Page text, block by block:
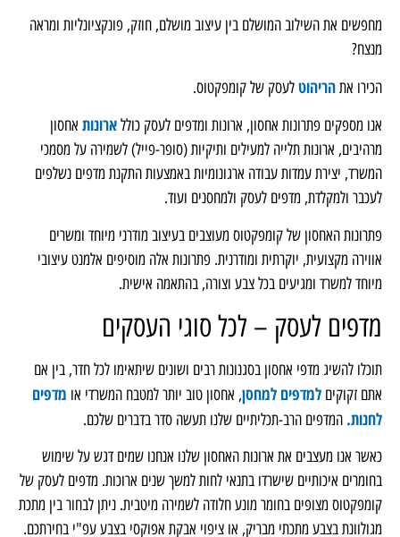
מחפשים את השילוב המושלם בין עיצוב מושלם, חוזק, פונקציונליות ומראה
מנצח?
הכירו אתהריהוטלעסק של קומפקטוס.
אנו מספקים פתרונות אחסון, ארונות ומדפים לעסק כוללארונות אחסון
מרהיבים, ארונות תלייה למעילים ותיקיות (סופר-פייל) לשמירה על מסמכי
המשרד, יצירת עמדות עבודה ארגונומיות באמצעות התקנת מדפים נשלפים
לעכבר ולמקלדת, מדפים לעסק ולמחסנים ועוד.
פתרונות האחסון של קומפקטוס מעוצבים בעיצוב מודרני מיוחד ומשרים
אווירה מקצועית, יוקרתית ומודרנית. פתרונות אלה מוסיפים אלמנט עיצובי
מיוחד למשרד ומגיעים בכל צבע וצורה, בהתאמה אישית.
מדפים לעסק – לכל סוגי העסקים
תוכלו להשיג מדפי אחסון בסגנונות רבים ושונים שיתאימו לכל חדר, בין אם
אתם זקוקים למדפים למחסן, אחסון טוב יותר למטבח המשרדי או מדפים
לחנות. המדפים הרב-תכליתיים שלנו תעשה סדר בדברים שלכם.
כאשר אנו מעצבים את ארונות האחסון שלנו אנחנו שמים דגש על שימוש
בחומרים איכותיים שישרדו בתנאי לחות למשך שנים ארוכות. מדפים לעסק של
קומפקטוס מצופים בחומר מונע חלודה לשמירה מיטבית. ניתן לבחור בין מתכת
מגולוונת בצבע מתכתי מבריק, או ציפוי אבקת אפוקסי בצבע עפ"י בחירתכם.